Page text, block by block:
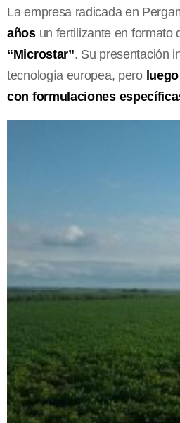
La empresa radicada en
añosun fertilizante en formato
“Microstar”. Su presentación
tecnología europea, pero
con formulaciones